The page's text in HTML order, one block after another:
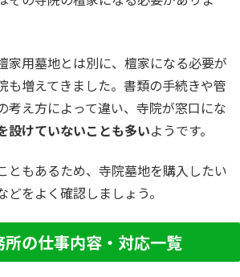
家用墓地とは別に、檀家になる必要が
も増えてきました。書類の手続きや管
考え方によって違い、寺院が窓口にな
設けていないことも多いようです。
ともあるため、寺院墓地を購入したい
をよく確認しましょう。
の仕事内容・対応一覧